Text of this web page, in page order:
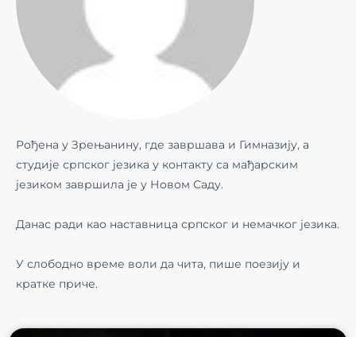
Рођена у Зрењанину, где завршава и Гимназију, а
студије српског језика у контакту са мађарским
језиком завршила је у Новом Саду.
Данас ради као наставница српског и немачког језика.
У слободно време воли да чита, пише поезију и
кратке приче.